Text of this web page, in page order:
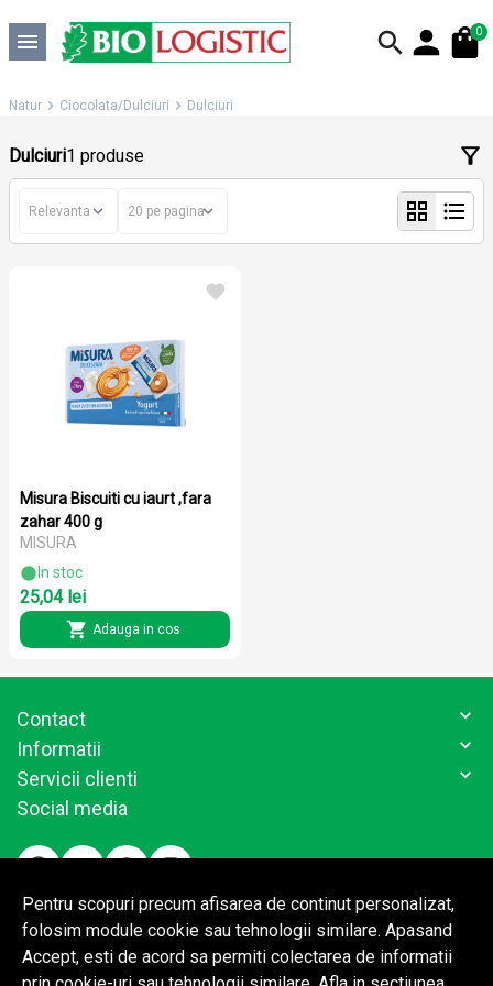
0
Natur Ciocolata/Dulciuri Dulciuri
Dulciuri1 produse
Misura Biscuiti cu iaurt ,fara
zahar 400 g
MISURA
In stoc
25,04 lei
Adauga in cos
Contact
Informatii
Servicii clienti
Social media
Pentru scopuri precum afisarea de continut personalizat,
folosim module cookie sau tehnologii similare. Apasand
Accept, esti de acord sa permiti colectarea de informatii